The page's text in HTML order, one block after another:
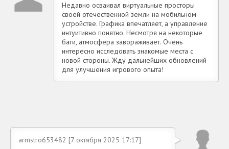
Недавно осваивал виртуальные просторы
своей отечественной земли на мобильном
устройстве. Графика впечатляет, а управление
интуитивно понятно. Несмотря на некоторые
баги, атмосфера завораживает. Очень
интересно исследовать знакомые места с
новой стороны. Жду дальнейших обновлений
для улучшения игрового опыта!
armstro653482 [7 октября 2025 17:17]